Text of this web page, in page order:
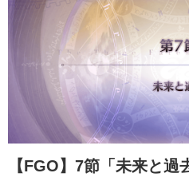
【FGO】 7節「未来と過